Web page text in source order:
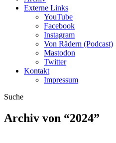
Externe Links
YouTube
Facebook
Instagram
Von Rädern (Podcast)
Mastodon
Twitter
Kontakt
Impressum
Suche
Archiv von “2024”